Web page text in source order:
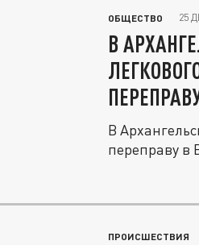
ОБЩЕСТВО 25
В
В
переправу в
ПРОИСШЕСТВИЯ